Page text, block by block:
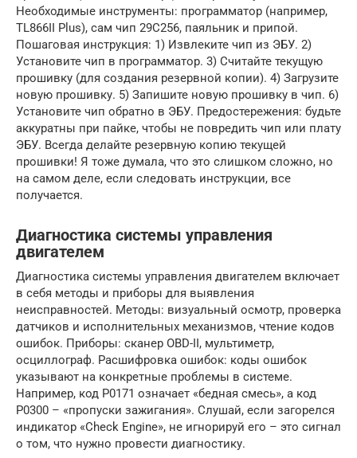
Необходимые инструменты: программатор (например,
TL866II Plus), сам чип 29C256, паяльник и припой.
Пошаговая инструкция: 1) Извлеките чип из ЭБУ. 2)
Установите чип в программатор. 3) Считайте текущую
прошивку (для создания резервной копии). 4) Загрузите
новую прошивку. 5) Запишите новую прошивку в чип. 6)
Установите чип обратно в ЭБУ. Предостережения: будьте
аккуратны при пайке, чтобы не повредить чип или плату
ЭБУ. Всегда делайте резервную копию текущей
прошивки! Я тоже думала, что это слишком сложно, но
на самом деле, если следовать инструкции, все
получается.
Диагностика системы управления
двигателем
Диагностика системы управления двигателем включает
в себя методы и приборы для выявления
неисправностей. Методы: визуальный осмотр, проверка
датчиков и исполнительных механизмов, чтение кодов
ошибок. Приборы: сканер OBD-II, мультиметр,
осциллограф. Расшифровка ошибок: коды ошибок
указывают на конкретные проблемы в системе.
Например, код P0171 означает «бедная смесь», а код
P0300 – «пропуски зажигания». Слушай, если загорелся
индикатор «Check Engine», не игнорируй его – это сигнал
о том, что нужно провести диагностику.